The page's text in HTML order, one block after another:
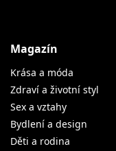
Magazín
Krása a móda
Zdraví a životní styl
Sex a vztahy
Bydlení a design
Děti a rodina